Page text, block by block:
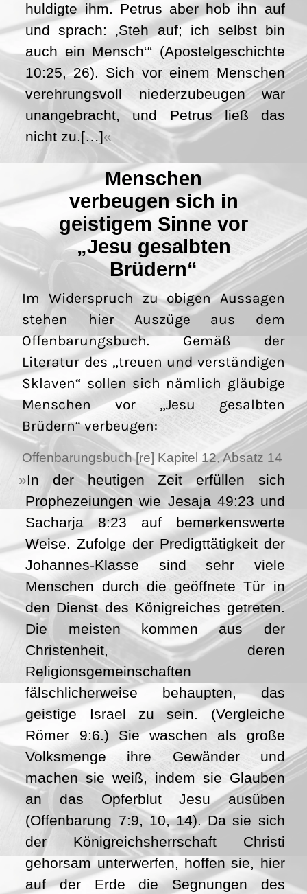
huldigte ihm. Petrus aber hob ihn auf
und sprach: ‚Steh auf; ich selbst bin
auch ein Mensch‘“ (Apostelgeschichte
10:25, 26). Sich vor einem Menschen
verehrungsvoll niederzubeugen war
unangebracht, und Petrus ließ das
nicht zu.[…]
Menschen
verbeugen sich in
geistigem Sinne vor
„Jesu gesalbten
Brüdern“
Im Widerspruch zu obigen Aussagen
stehen hier Auszüge aus dem
Offenbarungsbuch. Gemäß der
Literatur des „treuen und verständigen
Sklaven“ sollen sich nämlich gläubige
Menschen vor „Jesu gesalbten
Brüdern“ verbeugen:
Offenbarungsbuch [re] Kapitel 12, Absatz 14
In der heutigen Zeit erfüllen sich
Prophezeiungen wie Jesaja 49:23 und
Sacharja 8:23 auf bemerkenswerte
Weise. Zufolge der Predigttätigkeit der
Johannes-Klasse sind sehr viele
Menschen durch die geöffnete Tür in
den Dienst des Königreiches getreten.
Die meisten kommen aus der
Christenheit, deren
Religionsgemeinschaften
fälschlicherweise behaupten, das
geistige Israel zu sein. (Vergleiche
Römer 9:6.) Sie waschen als große
Volksmenge ihre Gewänder und
machen sie weiß, indem sie Glauben
an das Opferblut Jesu ausüben
(Offenbarung 7:9, 10, 14). Da sie sich
der Königreichsherrschaft Christi
gehorsam unterwerfen, hoffen sie, hier
auf der Erde die Segnungen des